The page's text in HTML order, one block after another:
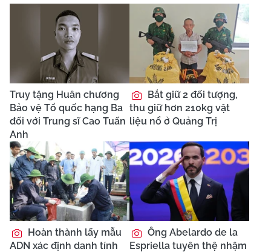
Truy tặng Huân chương
Bảo vệ Tổ quốc hạng Ba
đối với Trung sĩ Cao Tuấn
Anh
Bắt giữ 2 đối tượng,
thu giữ hơn 210kg vật
liệu nổ ở Quảng Trị
Hoàn thành lấy mẫu
ADN xác định danh tính
Ông Abelardo de la
Espriella tuyên thệ nhậm